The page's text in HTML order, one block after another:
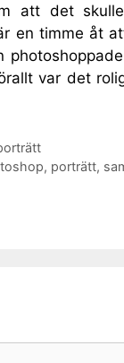
att det
en timme åt
var det
, porträtt,